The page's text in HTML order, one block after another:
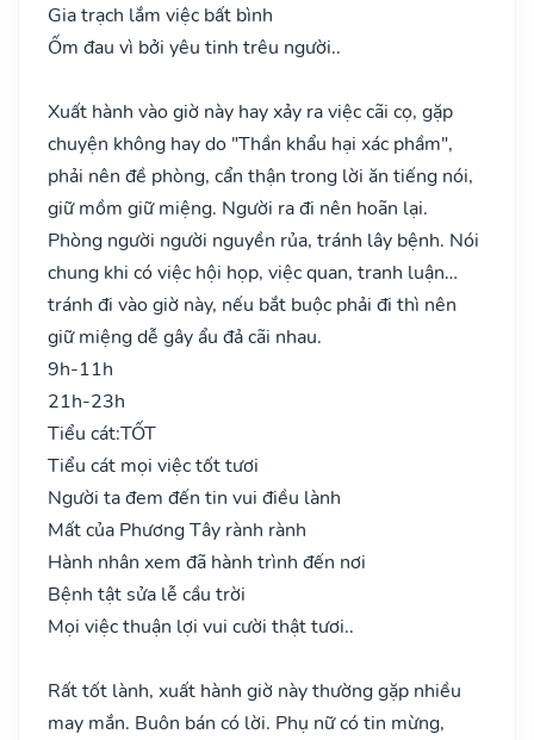
Gia trạch lắm việc bất bình
Ốm đau vì bởi yêu tinh trêu người..
Xuất hành vào giờ này hay xảy ra việc cãi cọ, gặp
chuyện không hay do "Thần khẩu hại xác phầm",
phải nên đề phòng, cẩn thận trong lời ăn tiếng nói,
giữ mồm giữ miệng. Người ra đi nên hoãn lại.
Phòng người người nguyền rủa, tránh lây bệnh. Nói
chung khi có việc hội họp, việc quan, tranh luận…
tránh đi vào giờ này, nếu bắt buộc phải đi thì nên
giữ miệng dễ gây ẩu đả cãi nhau.
9h-11h
21h-23h
Tiểu cát:TỐT
Tiểu cát mọi việc tốt tươi
Người ta đem đến tin vui điều lành
Mất của Phương Tây rành rành
Hành nhân xem đã hành trình đến nơi
Bệnh tật sửa lễ cầu trời
Mọi việc thuận lợi vui cười thật tươi..
Rất tốt lành, xuất hành giờ này thường gặp nhiều
may mắn. Buôn bán có lời. Phụ nữ có tin mừng,